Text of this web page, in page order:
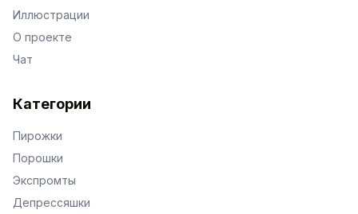
Иллюстрации
О проекте
Чат
Категории
Пирожки
Порошки
Экспромты
Депрессяшки